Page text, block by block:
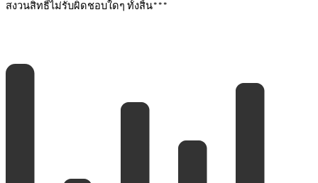
สงวนสิทธิ์ไม่รับผิดชอบใดๆ ทั้งสิ้น***